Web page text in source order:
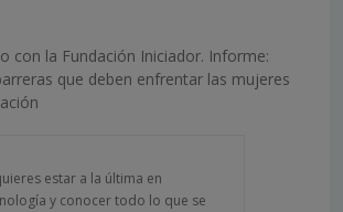
con la Fundación Iniciador. Informe:
que deben enfrentar las mujeres
estar a la última en
y conocer todo lo que se